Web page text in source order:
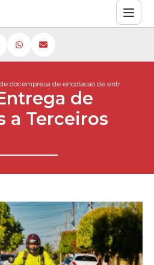
documentos
empresa de entrega de documento
cotacao de entrega de
de
a Terceiros